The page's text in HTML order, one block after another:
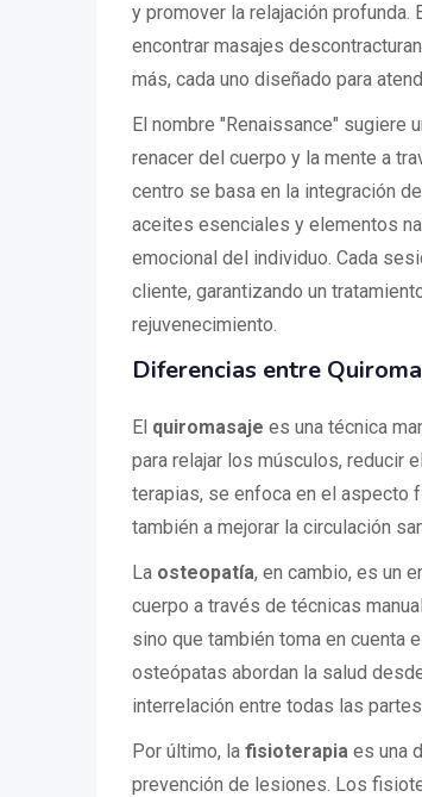
y promover la relajación
encontrar masajes
más, cada uno diseñado para
El nombre "Renaissance" sugiere
renacer del cuerpo y la mente a
centro se basa en la integración
aceites esenciales y elementos
emocional del individuo. Cada
cliente, garantizando un
rejuvenecimiento.
Diferencias entre
El quiromasaje es una técnica
para relajar los músculos, reducir
terapias, se enfoca en el aspecto
también a mejorar la circulación
La osteopatía, en cambio, es un
cuerpo a través de técnicas
sino que también toma en cuenta
osteópatas abordan la salud
interrelación entre todas las
Por último, la fisioterapiaes una
prevención de lesiones. Los